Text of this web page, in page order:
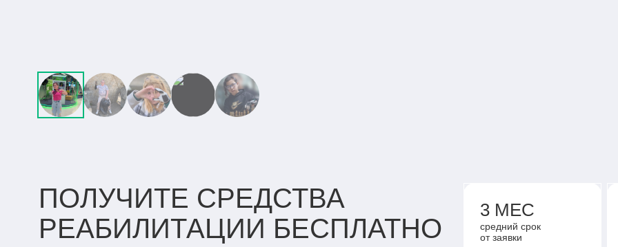
ПОЛУЧИТЕ СРЕДСТВА
РЕАБИЛИТАЦИИ БЕСПЛАТНО
3 МЕС
средний срок
от заявки